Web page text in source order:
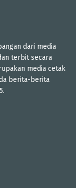
dari media
terbit secara
media cetak
berita-berita